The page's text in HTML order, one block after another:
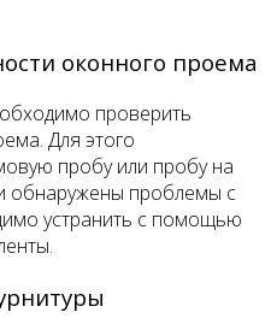
оконного проема
проверить
Для этого
пробу или пробу на
обнаружены проблемы с
устранить с помощью